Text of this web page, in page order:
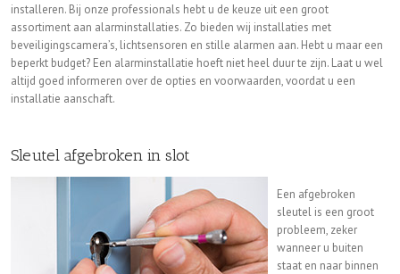
installeren. Bij onze professionals hebt u de keuze uit een groot
assortiment aan alarminstallaties. Zo bieden wij installaties met
beveiligingscamera’s, lichtsensoren en stille alarmen aan. Hebt u maar een
beperkt budget? Een alarminstallatie hoeft niet heel duur te zijn. Laat u wel
altijd goed informeren over de opties en voorwaarden, voordat u een
installatie aanschaft.
Sleutel afgebroken in slot
Een afgebroken
sleutel is een groot
probleem, zeker
wanneer u buiten
staat en naar binnen